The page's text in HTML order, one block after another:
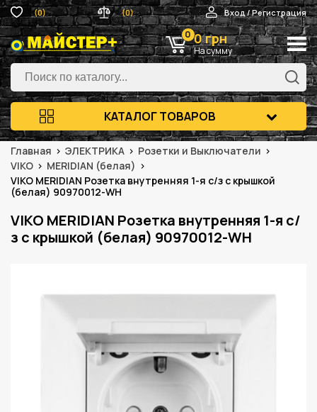
(0) (0) Вход / Регистрация
0 0 грн
На сумму
КАТАЛОГ ТОВАРОВ
Главная ЭЛЕКТРИКА
Розетки и Выключатели
VIKO
MERIDIAN (белая)
VIKO MERIDIAN Розетка внутренняя 1-я с/з с крышкой
(белая) 90970012-WH
VIKO MERIDIAN Розетка внутренняя 1-я с/
з с крышкой (белая) 90970012-WH